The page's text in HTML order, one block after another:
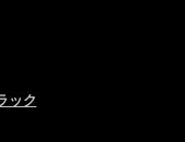
ック